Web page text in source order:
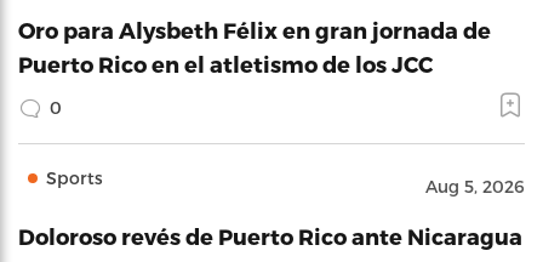
Oro para Alysbeth Félix en gran jornada de
Puerto Rico en el atletismo de los JCC
0
Sports Aug 5, 2026
Doloroso revés de Puerto Rico ante Nicaragua